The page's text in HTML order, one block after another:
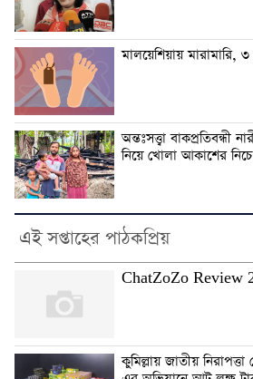
মালয়েশিয়ায় মারামারি,
অন্তঃসত্ত্বা বাকপ্রতিবন্ধী
নিয়ে খোলা আকাশের নিচে
এই সপ্তাহের পাঠকপ্রিয়
ChatZoZo Review
কুমিল্লায় জাতীয়